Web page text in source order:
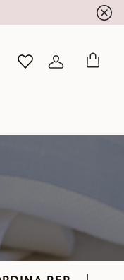
LISTA DESIDERI
ACCEDI